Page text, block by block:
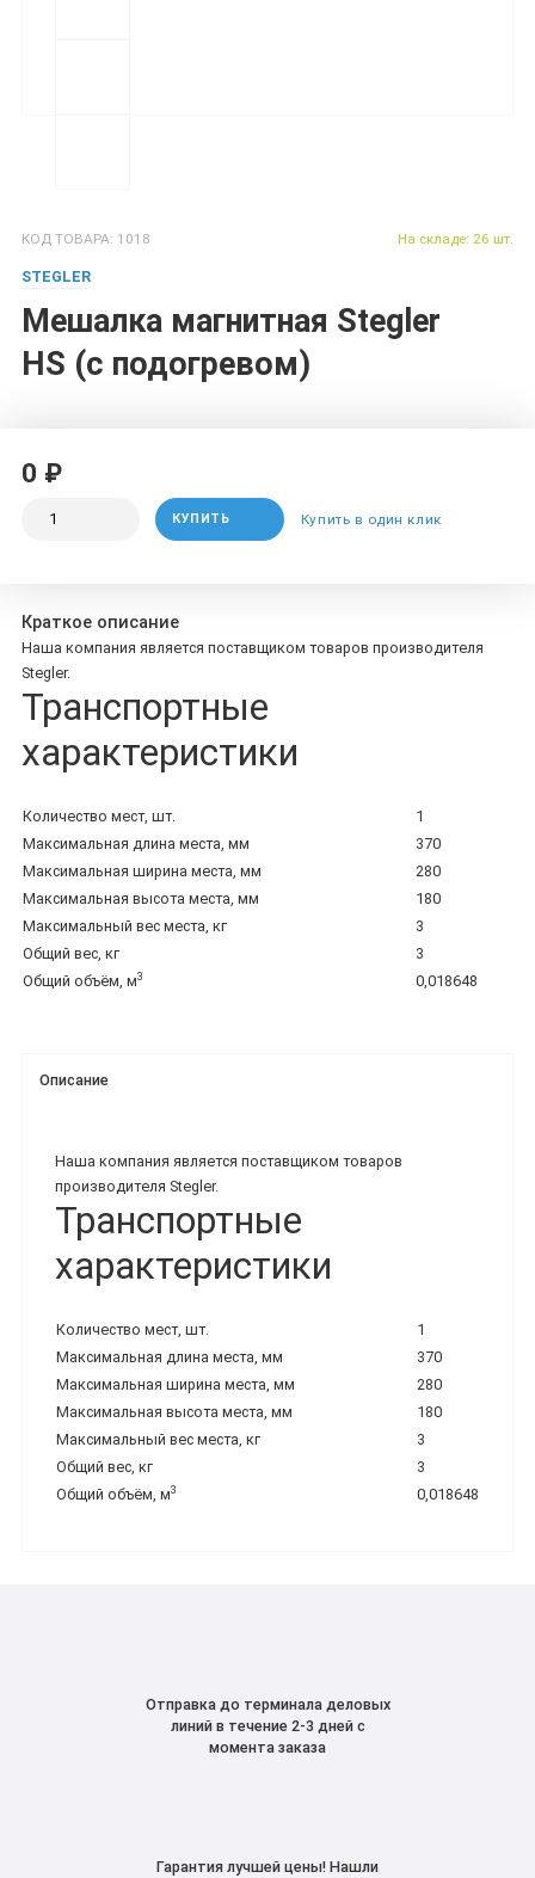
КОД ТОВАРА: 1018
STEGLER
Мешалка магнитная Stegler
HS (с подогревом)
На складе: 26 шт.
0 ₽
КУПИТЬ Купить в один клик
Краткое описание
Наша компания является поставщиком товаров производителя
Stegler.
Транспортные
характеристики
Количество мест, шт.
1
Максимальная длина места, мм
370
Максимальная ширина места, мм
280
Максимальная высота места, мм
180
Максимальный вес места, кг
3
Общий вес, кг
3
Общий объём, м3 0,018648
Описание
Наша компания является поставщиком товаров
производителя Stegler.
Транспортные
характеристики
Количество мест, шт.
1
Максимальная длина места, мм
370
Максимальная ширина места, мм
280
Максимальная высота места, мм
180
Максимальный вес места, кг
3
Общий вес, кг
3
Общий объём, м3 0,018648
Отправка до терминала деловых
линий в течение 2-3 дней с
момента заказа
Гарантия лучшей цены! Нашли